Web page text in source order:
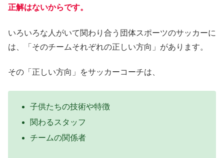
正解はないからです。
いろいろな人がいて関わり合う団体スポーツのサッカーに
は、「そのチームそれぞれの正しい方向」があります。
その「正しい方向」をサッカーコーチは、
子供たちの技術や特徴
関わるスタッフ
チームの関係者